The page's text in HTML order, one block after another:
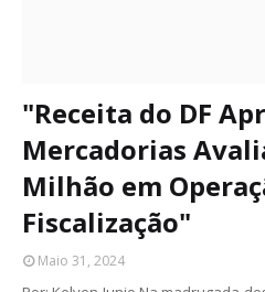
"Receita do DF
Mercadorias
Milhão em
Fiscalização"
Maio 31, 2024